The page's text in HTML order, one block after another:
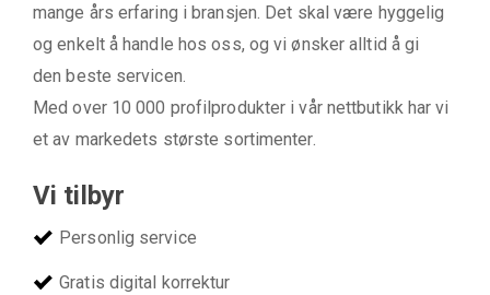
mange års erfaring i bransjen. Det skal være hyggelig
og enkelt å handle hos oss, og vi ønsker alltid å gi
den beste servicen.
Med over 10 000 profilprodukter i vår nettbutikk har vi
et av markedets største sortimenter.
Vi tilbyr
Personlig service
Gratis digital korrektur